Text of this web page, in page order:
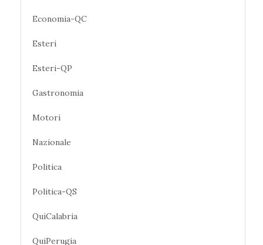
Economia-QC
Esteri
Esteri-QP
Gastronomia
Motori
Nazionale
Politica
Politica-QS
QuiCalabria
QuiPerugia